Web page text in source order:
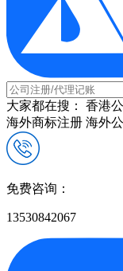
大家都在搜： 香港
海外商标注册 海外
免费咨询：
13530842067